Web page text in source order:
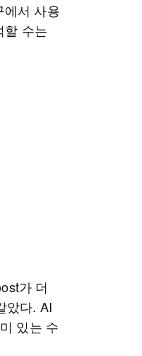
서 사용
할 수는
가 더
았다. AI
있는 수